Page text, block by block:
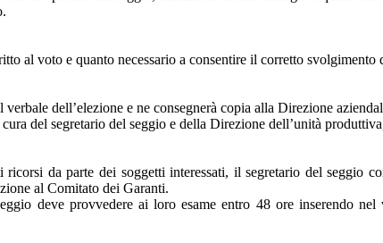
al voto e quanto necessario a consentire il corretto svolgimento
dell’elezione e ne consegnerà copia alla Direzione
del segretario del seggio e della Direzione dell’unità
da parte dei soggetti interessati, il segretario del seggio
al Comitato dei Garanti.
deve provvedere ai loro esame entro 48 ore inserendo